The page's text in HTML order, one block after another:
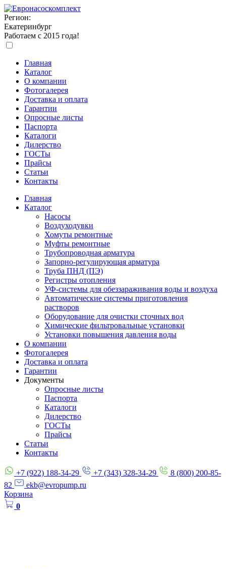
Регион:
Екатеринбург
Работаем с 2015 года!
Главная
Каталог
О компании
Фотогалерея
Доставка и оплата
Гарантии
Опросные листы
Паспорта
Каталоги
Дилерство
ГОСТы
Прайсы
Статьи
Контакты
Главная
Каталог
Насосы
Воздуходувки
Хомуты ремонтные
Муфты ремонтные
Трубопроводная арматура
Запорно-регулирующая арматура
Труба ПНД (ПЭ)
Регистры отопления
УФ-системы для обеззараживания воды и воздуха
Автоматические системы приготовления
растворов
Оборудование для очистки сточных вод
Химические фильтровальные установки
Установки повышения давления воды
О компании
Фотогалерея
Доставка и оплата
Гарантии
Документы
Опросные листы
Паспорта
Каталоги
Дилерство
ГОСТы
Прайсы
Статьи
Контакты
+7 (922) 188-34-29 +7 (343) 328-34-29
8 (800) 200-85-
82
ekb@evropump.ru
Корзина
0